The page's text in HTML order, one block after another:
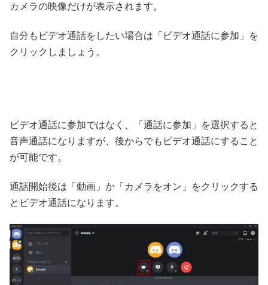
カメラの映像だけが表示されます。
自分もビデオ通話をしたい場合は「ビデオ通話に参加」を
クリックしましょう。
ビデオ通話に参加ではなく、「通話に参加」を選択すると
音声通話になりますが、後からでもビデオ通話にすること
が可能です。
通話開始後は「動画」か「カメラをオン」をクリックする
とビデオ通話になります。